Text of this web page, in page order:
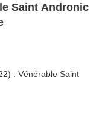
Saint Andronic